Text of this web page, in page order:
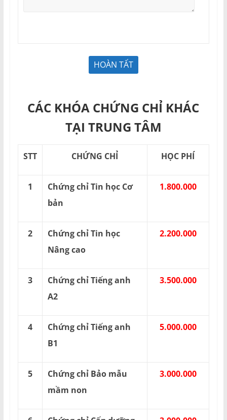
CÁC KHÓA CHỨNG CHỈ KHÁC
TẠI TRUNG TÂM
STT CHỨNG CHỈ HỌC PHÍ
1
Chứng chỉ Tin học Cơ
bản
1.800.000
2
Chứng chỉ Tin học
Nâng cao
2.200.000
3
Chứng chỉ Tiếng anh
A2
3.500.000
4
Chứng chỉ Tiếng anh
B1
5.000.000
5
Chứng chỉ Bảo mẫu
mầm non
3.000.000